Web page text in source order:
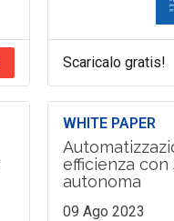
Scaricalo gratis!
WHITE PAPER
efficienza
autonoma
09 Ago 2023